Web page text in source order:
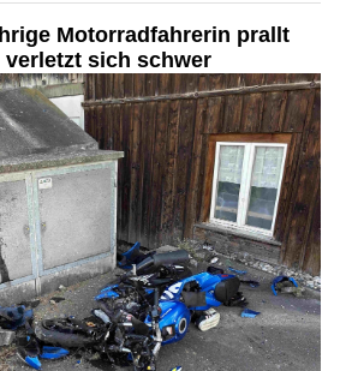
Motorradfahrerin prallt
verletzt sich schwer